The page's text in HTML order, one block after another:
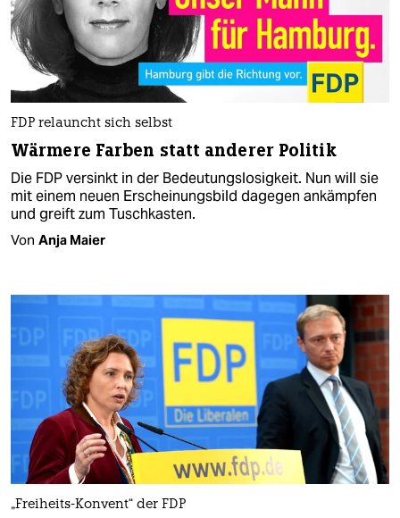
FDP relauncht sich selbst
Wärmere Farben statt anderer Politik
Die FDP versinkt in der Bedeutungslosigkeit. Nun will sie
mit einem neuen Erscheinungsbild dagegen ankämpfen
und greift zum Tuschkasten.
Von Anja Maier
„Freiheits-Konvent“ der FDP